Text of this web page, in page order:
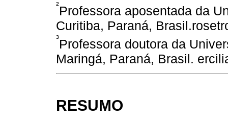
²Professora aposentada da
Curitiba, Paraná,
³Professora doutora da
Maringá, Paraná, Brasil.
RESUMO